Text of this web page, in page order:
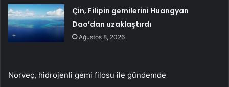
Çin, Filipin gemilerini Huangyan
Dao’dan uzaklaştırdı
Ağustos 8, 2026
Norveç, hidrojenli gemi filosu ile gündemde